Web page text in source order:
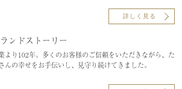
詳しく見る
ンドストーリー
より102年。多くのお客様のご信頼をいただきながら、た
んの幸せをお手伝いし、見守り続けてきました。